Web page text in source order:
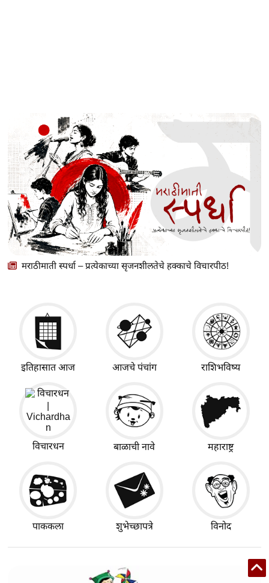
मराठीमाती स्पर्धा – प्रत्येकाच्या सृजनशीलतेचे हक्काचे विचारपीठ!
इतिहासात आज आजचे पंचांग राशिभविष्य
विचारधन बाळाची नावे महाराष्ट्र
पाककला शुभेच्छापत्रे विनोद